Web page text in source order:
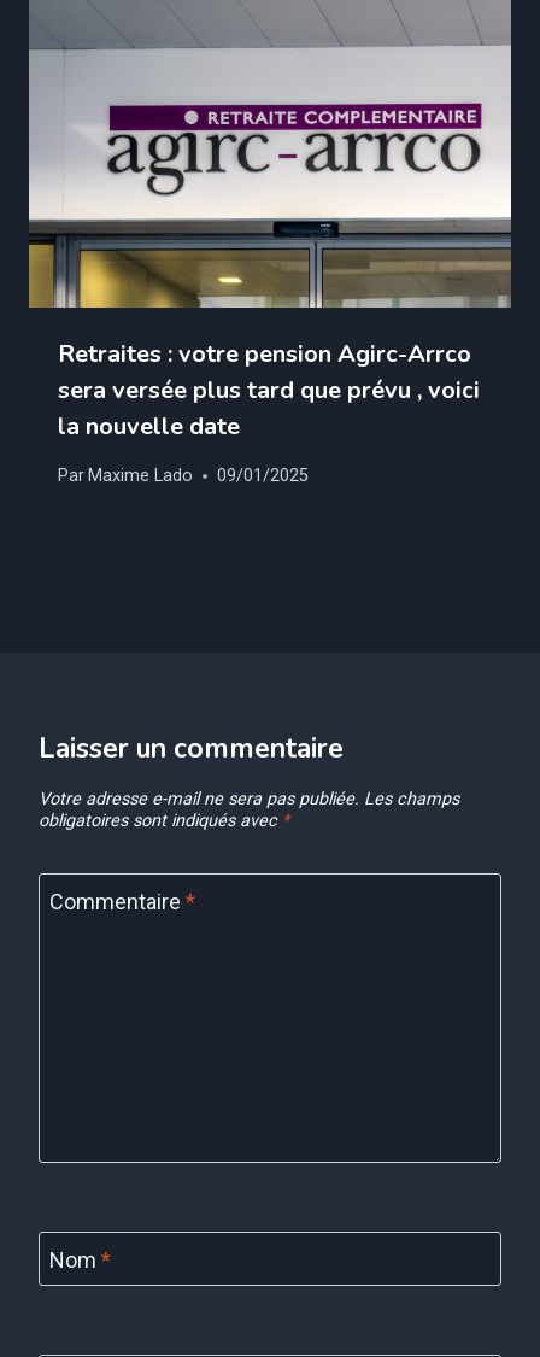
Retraites : votre pension Agirc-Arrco
sera versée plus tard que prévu , voici
la nouvelle date
Par Maxime Lado 09/01/2025
Laisser un commentaire
Votre adresse e-mail ne sera pas publiée. Les champs
obligatoires sont indiqués avec *
Commentaire *
Nom *